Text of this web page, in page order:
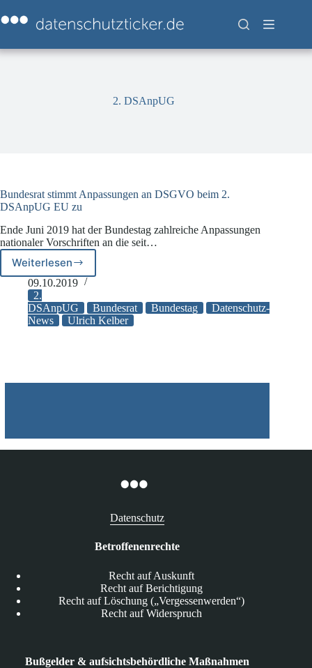
Inhalt
springen
2. DSAnpUG
Bundesrat stimmt Anpassungen an DSGVO beim 2.
DSAnpUG EU zu
Ende Juni 2019 hat der Bundestag zahlreiche Anpassungen
nationaler Vorschriften an die seit…
Weiterlesen
Bundesrat
stimmt
an
DSGVO
09.10.2019
2.
DSAnpUG
Bundesrat Bundestag
Datenschutz-
News
Ulrich Kelber
Datenschutz
Betroffenenrechte
Recht auf Auskunft
Recht auf Berichtigung
Recht auf Löschung („Vergessenwerden“)
Recht auf Widerspruch
Bußgelder & aufsichtsbehördliche Maßnahmen